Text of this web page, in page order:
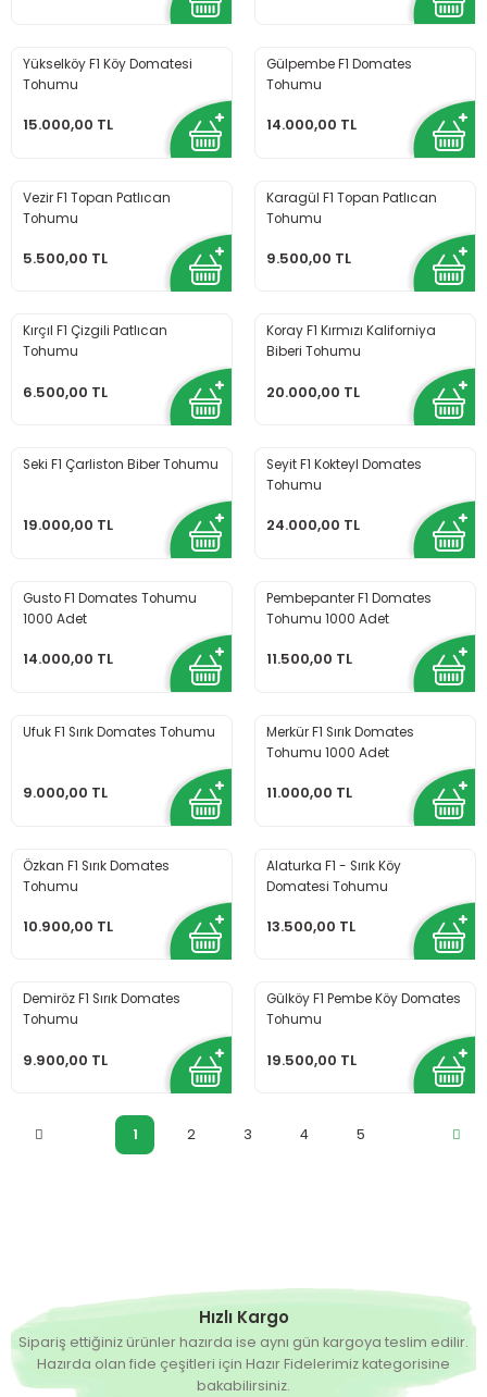
Yükselköy F1 Köy Domatesi
Tohumu
15.000,00 TL
Gülpembe F1 Domates
Tohumu
14.000,00 TL
Vezir F1 Topan Patlıcan
Tohumu
5.500,00 TL
Karagül F1 Topan Patlıcan
Tohumu
9.500,00 TL
Kırçıl F1 Çizgili Patlıcan
Tohumu
6.500,00 TL
Koray F1 Kırmızı Kaliforniya
Biberi Tohumu
20.000,00 TL
Seki F1 Çarliston Biber Tohumu
19.000,00 TL
Seyit F1 Kokteyl Domates
Tohumu
24.000,00 TL
Gusto F1 Domates Tohumu
1000 Adet
14.000,00 TL
Pembepanter F1 Domates
Tohumu 1000 Adet
11.500,00 TL
Ufuk F1 Sırık Domates Tohumu
9.000,00 TL
Merkür F1 Sırık Domates
Tohumu 1000 Adet
11.000,00 TL
Özkan F1 Sırık Domates
Tohumu
10.900,00 TL
Alaturka F1 - Sırık Köy
Domatesi Tohumu
13.500,00 TL
Demiröz F1 Sırık Domates
Tohumu
9.900,00 TL
Gülköy F1 Pembe Köy Domates
Tohumu
19.500,00 TL
1 2 3 4 5
Hızlı Kargo
Sipariş ettiğiniz ürünler hazırda ise aynı gün kargoya teslim edilir.
Hazırda olan fide çeşitleri için Hazır Fidelerimiz kategorisine
bakabilirsiniz.